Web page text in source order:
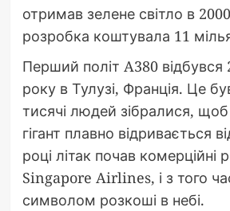
отримав зелене світло в
розробка коштувала 11
Перший політ A380 відбувся
року в Тулузі, Франція. Це
тисячі людей зібралися,
гігант плавно відривається
році літак почав комерційні
Singapore Airlines, і з того
символом розкоші в небі.